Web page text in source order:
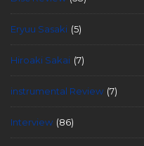
Eryuu Sasaki (5)
Hiroaki Sakai (7)
instrumental Review (7)
Interview (86)